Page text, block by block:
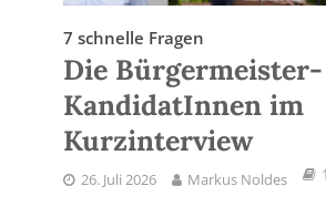
7 schnelle Fragen
Die Bürgermeister-
KandidatInnen im
Kurzinterview
26. Juli 2026 Markus Noldes